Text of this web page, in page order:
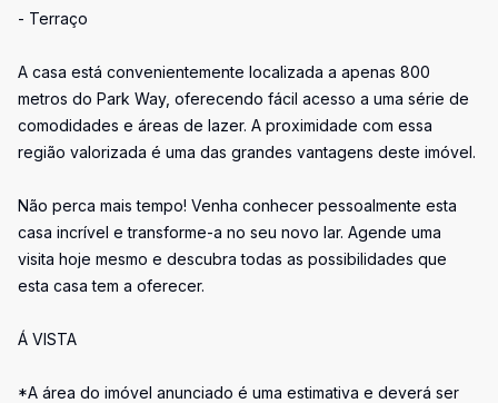
- Terraço
A casa está convenientemente localizada a apenas 800
metros do Park Way, oferecendo fácil acesso a uma série de
comodidades e áreas de lazer. A proximidade com essa
região valorizada é uma das grandes vantagens deste imóvel.
Não perca mais tempo! Venha conhecer pessoalmente esta
casa incrível e transforme-a no seu novo lar. Agende uma
visita hoje mesmo e descubra todas as possibilidades que
esta casa tem a oferecer.
Á VISTA
*A área do imóvel anunciado é uma estimativa e deverá ser